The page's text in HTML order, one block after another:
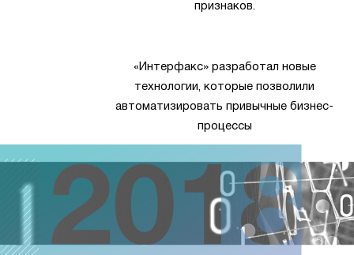
признаков.
«Интерфакс» разработал новые
технологии, которые позволили
автоматизировать привычные бизнес-
процессы